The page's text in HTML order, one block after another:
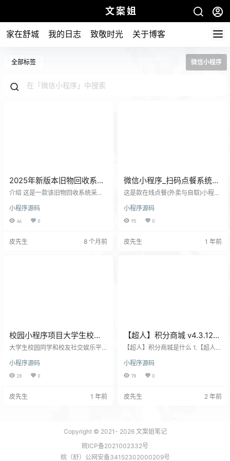
文案姐
家在舒城 我的日志 致敬时光 关于博客
全部标签 微信小程序
2025年新版本旧物回收系统
源码同城小区直接上线运营
介绍 这是一款该旧物回收系统采用
建，具备高稳定性与低维护成本。
系统已集成第三方回收渠道对接功
速部署。适合旧物回收创业或业务
小程序源码
46 0
皮先生 8 个月前
微信小程序_扫码点餐系统支
持未到店先下单的功能_开源
这是款在线点餐(外卖与自取)小程序
店模式，SaaS多租户模式,基础技术
Java17，springboot3、vue3、uni
端分离点餐系统： SpringBoot3、S
小程序源码
95 0
皮先生 1 年前
校园小程序项目大学生校园
同学和校友社交校友墙娱乐
大学生校园同学和校友社交娱乐平
书微信小程序，社区小程序前后端
开源，校园表白墙交友小程序 这一
校园社交娱乐平台，为大学生打造
墙是勇敢表达爱意的浪漫角落，助
榜，让运动变得有趣，通过步数兑
换虚拟旅行，还能和同学比拼步
数。情侣脸、漫画脸功能，满足新
小程序源码
28 0
皮先生 1 年前
【超人】积分商城 v4.3.12
全开源版
【超人】积分商城是什么 1.【超人】
应用模块； 2.【超人】积分商城基
于当前最流行的移动互联网产品理
念，拥有完美的移动端界面操作体
平台热门的操作和玩法e q ` g B L
全性，支持微擎正版系统，打击一
小程序源码
78 0
皮先生 2 年前
Copyright © 2021- 2026文案姐笔记
皖ICP备2021002332号
皖（舒）公网安备34152302000209号